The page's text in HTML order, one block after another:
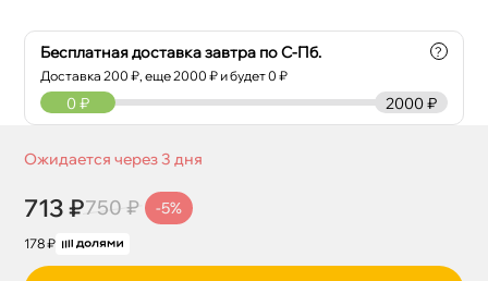
Бесплатная доставка завтра по С-Пб.
Доставка200 ₽, еще2000 ₽ и будет 0 ₽
?
2000 ₽
0 ₽
Ожидается через 3 дня
713 ₽750 ₽ -5%
178 ₽